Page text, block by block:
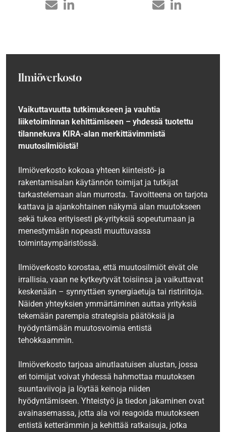
Ilmiöverkosto
Vaikuttavuutta tutkimukseen ja vauhtia
liiketoiminnan kehittämiseen – yhdessä tuotettu
tilannekuva KIRA-alan merkittävimmistä
muutosilmiöistä!
Ilmiöverkosto kokoaa yhteen kiinteistö- ja
rakentamisalan käytännön toimijat ja tutkijat
tarkastelemaan alan murrosta. Tavoitteena on tarjota
kattava ja ajankohtainen näkymä alan muutokseen
sekä tukea erityisesti pk-yrityksiä sopeutumaan ja
menestymään nopeasti muuttuvassa
toimintaympäristössä.
Ilmiöverkosto korostaa, että muutosilmiöt eivät ole
irrallisia, vaan ne kytkeytyvät toisiinsa ja vaikuttavat
keskenään – synnyttäen synergiaetuja tai ristiriitoja.
Näiden yhteyksien ymmärtäminen auttaa yrityksiä
tekemään parempia strategisia päätöksiä ja
hyödyntämään muutosvoimia entistä
tehokkaammin.
Ilmiöverkosto tarjoaa ainutlaatuisen alustan, jossa
eri toimijat voivat yhdessä hahmottaa muutoksen
suuntaviivoja ja löytää keinoja niiden
hyödyntämiseen. Yhteistyö ja tiedon jakaminen ovat
avainasemassa, jotta ala voi reagoida muutokseen
entistä ketterämmin ja kehittää ratkaisuja, jotka